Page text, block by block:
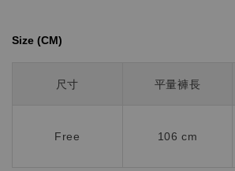
Size (CM)⁡⁡
尺寸 平量褲長
Free 106 cm